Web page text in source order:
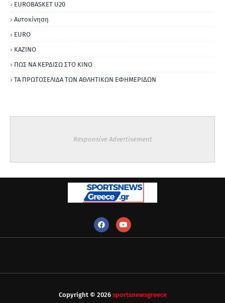
EUROBASKET U20
Αυτοκίνηση
ΕURO
ΚΑΖΙΝΟ
ΠΩΣ ΝΑ ΚΕΡΔΙΣΩ ΣΤΟ ΚΙΝΟ
ΤΑ ΠΡΩΤΟΣΕΛΙΔΑ ΤΩΝ ΑΘΛΗΤΙΚΩΝ ΕΦΗΜΕΡΙΔΩΝ
Responsive Advertisement
Copyright © 2026 sportsnewsgreece